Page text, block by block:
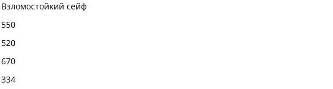
Взломостойкий сейф
550
520
670
334